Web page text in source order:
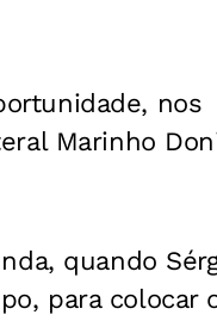
nos
Marinho
quando
para colocar